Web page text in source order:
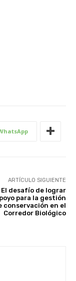
ARTÍCULO SIGUIENTE
El desafío de lograr
para la gestión
conservación en el
Corredor Biológico